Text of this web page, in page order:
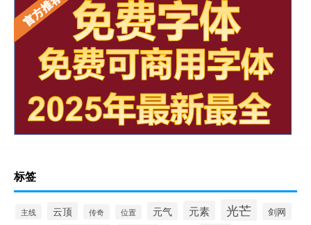
标签
主线 云顶 传奇 位置 元气 元素 光芒 剑网